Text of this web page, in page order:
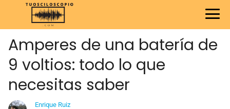
Amperes de una batería de
9 voltios: todo lo que
necesitas saber
Enrique Ruiz